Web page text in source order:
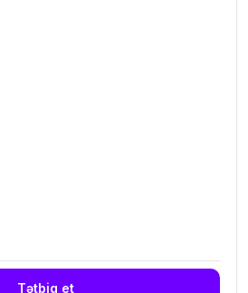
Tətbiq et